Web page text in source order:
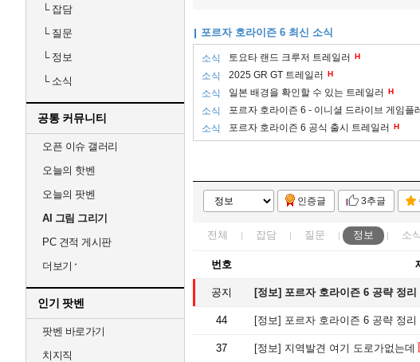
└잡담
└질문
└정보
└소식
공통 커뮤니티
오픈 이슈 갤러리
오늘의 핫벤
오늘의 팟벤
AI 그림 그리기
PC 견적 게시판
더보기
인기 팟벤
팟벤 바로가기
치지직
포르자 호라이즌 6 최신 소식
소식 토요타 랜드 크루저 트레일러 H
소식 2025 GR GT 트레일러 H
소식 일본 배경을 확인할 수 있는 트레일러 H
소식 포르자 호라이즌 6 - 이니셜 드라이브 게임플
소식 포르자 호라이즌 6 공식 출시 트레일러 H
인증글 3추글
전체 잡담 질문 정보 소식
번호
공지 [정보] 포르자 호라이즌 6 공략 정
44 [정보] 포르자 호라이즌 6 공략 정
37 [정보] 지역발견 여기 도로가없는데